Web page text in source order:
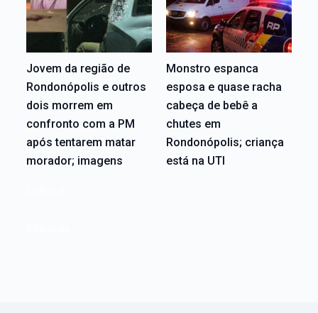
Jovem da região de
Rondonópolis e outros
dois morrem em
confronto com a PM
após tentarem matar
morador; imagens
Monstro espanca
esposa e quase racha
cabeça de bebê a
chutes em
Rondonópolis; criança
está na UTI